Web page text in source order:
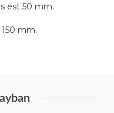
est 50 mm.
mm.